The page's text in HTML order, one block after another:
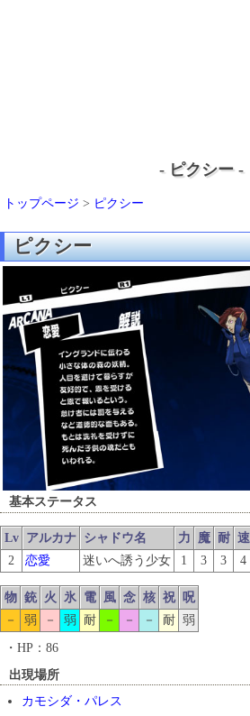
- ピクシー -
トップページ > ピクシー
ピクシー
基本ステータス
Lv アルカナ シャドウ名 力 魔 耐 速
2
恋愛 迷いへ誘う少女 1 3 3 4
物 銃 火 氷 電 風 念 核 祝
呪
－
弱 － 弱 耐 － － － 耐 弱
・HP：86
出現場所
カモシダ・パレス